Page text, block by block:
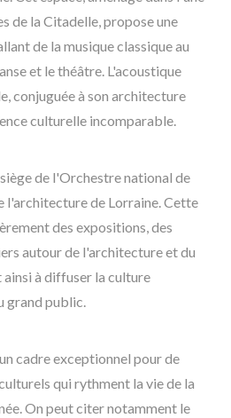
de la Citadelle, propose une
de la musique classique au
et le théâtre. L'acoustique
conjuguée à son architecture
culturelle incomparable.
de l'Orchestre national de
l'architecture de Lorraine. Cette
des expositions, des
autour de l'architecture et du
à diffuser la culture
grand public.
cadre exceptionnel pour de
qui rythment la vie de la
On peut citer notamment le